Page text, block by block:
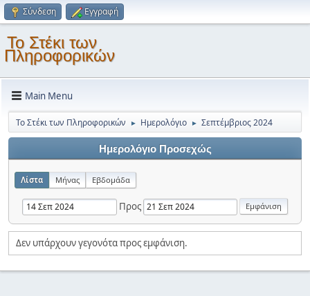
Σύνδεση Εγγραφή
Το Στέκι των
Πληροφορικών
Main Menu
Το Στέκι των Πληροφορικών ► Ημερολόγιο ► Σεπτέμβριος 2024
Ημερολόγιο Προσεχώς
Λίστα Μήνας Εβδομάδα
Προς
Δεν υπάρχουν γεγονότα προς εμφάνιση.